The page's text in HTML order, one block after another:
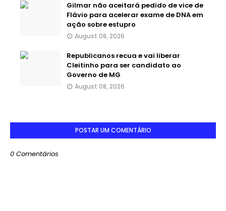
Gilmar não aceitará pedido de vice de
Flávio para acelerar exame de DNA em
ação sobre estupro
August 08, 2026
Republicanos recua e vai liberar
Cleitinho para ser candidato ao
Governo de MG
August 08, 2026
POSTAR UM COMENTÁRIO
0 Comentários